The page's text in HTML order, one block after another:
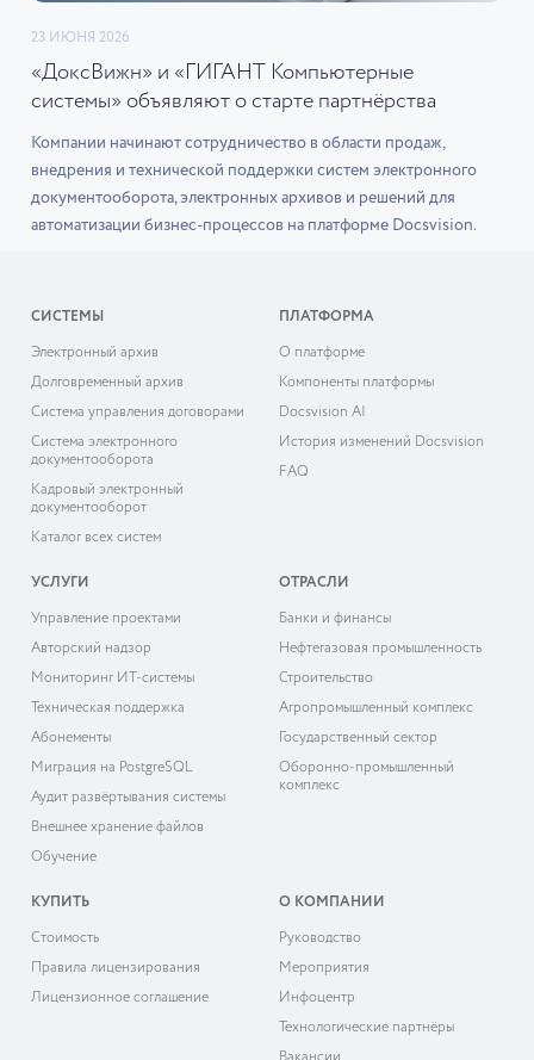
23 ИЮНЯ 2026
«ДоксВижн» и «ГИГАНТ Компьютерные
системы» объявляют о старте партнёрства
Компании начинают сотрудничество в области продаж,
внедрения и технической поддержки систем электронного
документооборота, электронных архивов и решений для
автоматизации бизнес-процессов на платформе Docsvision.
СИСТЕМЫ
Электронный архив
Долговременный архив
Система управления договорами
Система электронного
документооборота
Кадровый электронный
документооборот
Каталог всех систем
ПЛАТФОРМА
О платформе
Компоненты платформы
Docsvision AI
История изменений Docsvision
FAQ
УСЛУГИ
Управление проектами
Авторский надзор
Мониторинг ИТ-системы
Техническая поддержка
Абонементы
Миграция на PostgreSQL
Аудит развёртывания системы
Внешнее хранение файлов
Обучение
ОТРАСЛИ
Банки и финансы
Нефтегазовая промышленность
Строительство
Агропромышленный комплекс
Государственный сектор
Оборонно-промышленный
комплекс
КУПИТЬ
Cтоимость
Правила лицензирования
Лицензионное соглашение
О КОМПАНИИ
Руководство
Мероприятия
Инфоцентр
Технологические партнёры